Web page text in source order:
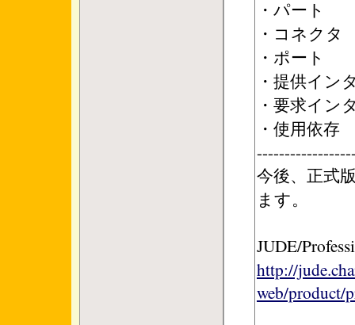
・パート
・コネクタ
・ポート
・提供イン
・要求イン
・使用依存
今後、正式
ます。
JUDE/
http://
web/product/